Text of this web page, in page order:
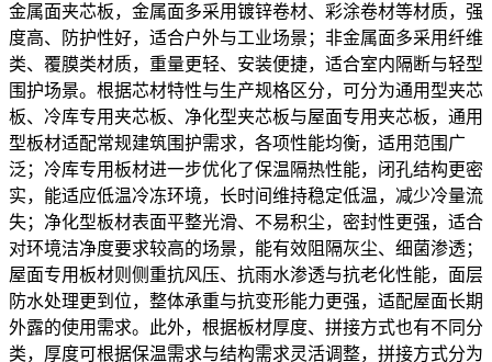
金属面夹芯板，金属面多采用镀锌卷材、彩涂卷材等材质，强
度高、防护性好，适合户外与工业场景；非金属面多采用纤维
类、覆膜类材质，重量更轻、安装便捷，适合室内隔断与轻型
围护场景。根据芯材特性与生产规格区分，可分为通用型夹芯
板、冷库专用夹芯板、净化型夹芯板与屋面专用夹芯板，通用
型板材适配常规建筑围护需求，各项性能均衡，适用范围广
泛；冷库专用板材进一步优化了保温隔热性能，闭孔结构更密
实，能适应低温冷冻环境，长时间维持稳定低温，减少冷量流
失；净化型板材表面平整光滑、不易积尘，密封性更强，适合
对环境洁净度要求较高的场景，能有效阻隔灰尘、细菌渗透；
屋面专用板材则侧重抗风压、抗雨水渗透与抗老化性能，面层
防水处理更到位，整体承重与抗变形能力更强，适配屋面长期
外露的使用需求。此外，根据板材厚度、拼接方式也有不同分
类，厚度可根据保温需求与结构需求灵活调整，拼接方式分为